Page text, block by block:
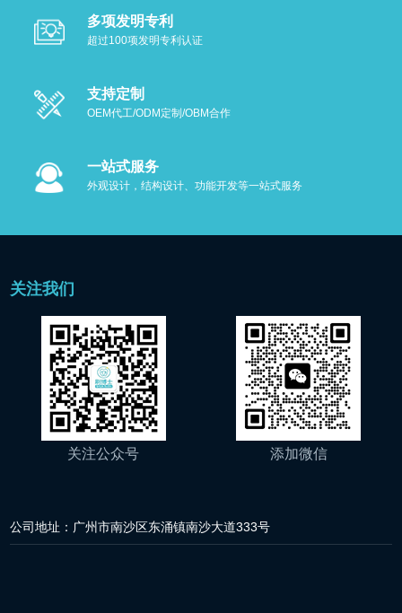
多项发明专利
超过100项发明专利认证
支持定制
OEM代工/ODM定制/OBM合作
一站式服务
外观设计，结构设计、功能开发等一站式服务
关注我们
关注公众号 添加微信
公司地址：广州市南沙区东涌镇南沙大道333号